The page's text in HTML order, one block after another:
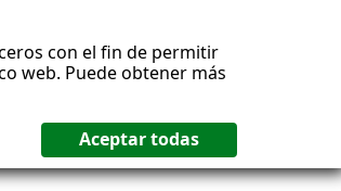
con el fin de permitir
web. Puede obtener más